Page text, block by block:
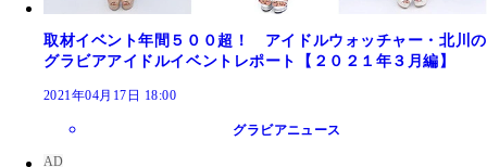
取材イベント年間５００超！ アイドルウォッチャー・北川の
グラビアアイドルイベントレポート【２０２１年３月編】
2021年04月17日 18:00
グラビアニュース